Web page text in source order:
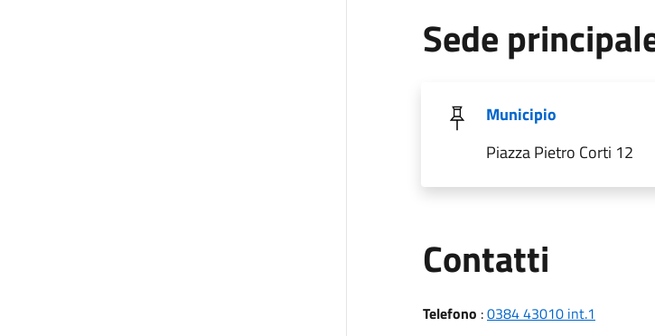
Sede
Municipio
Piazza Pietro Corti 12
Contatti
Telefono :0384 43010 int.1